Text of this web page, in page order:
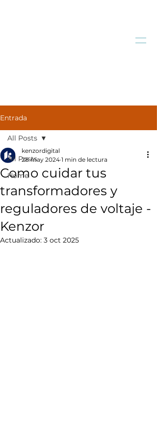
Entrada
All Posts
Home
All Posts
Como cuidar tus
transformadores y
reguladores de voltaje -
Kenzor
kenzordigital
28 may 2024 1 min de lectura
Actualizado: 3 oct 2025